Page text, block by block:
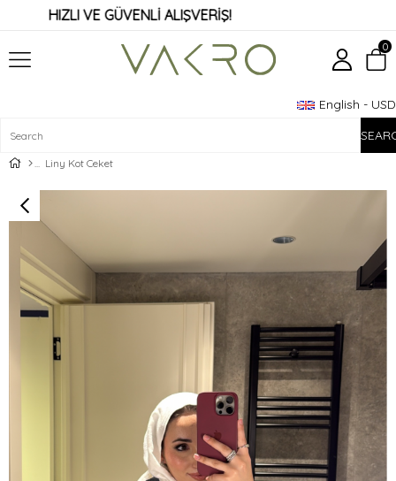
HIZLI VE GÜVENLİ ALIŞVERİŞ!
English - USD
0
Liny Kot Ceket